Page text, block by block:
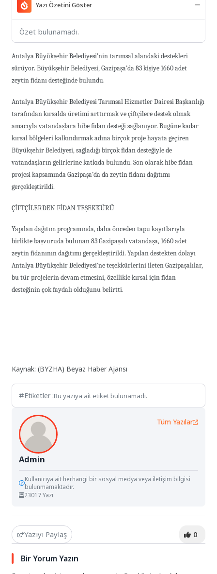
Yazı Özetini Göster
Özet bulunamadı.
Antalya Büyükşehir Belediyesi’nin tarımsal alandaki destekleri
sürüyor. Büyükşehir Belediyesi, Gazipaşa’da 83 kişiye 1660 adet
zeytin fidanı desteğinde bulundu.
Antalya Büyükşehir Belediyesi Tarımsal Hizmetler Dairesi Başkanlığı
tarafından kırsalda üretimi arttırmak ve çiftçilere destek olmak
amacıyla vatandaşlara hibe fidan desteği sağlanıyor. Bugüne kadar
kırsal bölgeleri kalkındırmak adına birçok proje hayata geçiren
Büyükşehir Belediyesi, sağladığı birçok fidan desteğiyle de
vatandaşların gelirlerine katkıda bulundu. Son olarak hibe fidan
projesi kapsamında Gazipaşa’da da zeytin fidanı dağıtımı
gerçekleştirildi.
ÇİFTÇİLERDEN FİDAN TEŞEKKÜRÜ
Yapılan dağıtım programında, daha önceden tapu kayıtlarıyla
birlikte başvuruda bulunan 83 Gazipaşalı vatandaşa, 1660 adet
zeytin fidanının dağıtımı gerçekleştirildi. Yapılan destekten dolayı
Antalya Büyükşehir Belediyesi’ne teşekkürlerini ileten Gazipaşalılar,
bu tür projelerin devam etmesini, özellikle kırsal için fidan
desteğinin çok faydalı olduğunu belirtti.
Kaynak: (BYZHA) Beyaz Haber Ajansı
Etiketler :Bu yazıya ait etiket bulunamadı.
Admin
Tüm Yazılar
Kullanıcıya ait herhangi bir sosyal medya veya iletişim bilgisi
bulunmamaktadır.
23017 Yazı
Yazıyı Paylaş 0
Bir Yorum Yazın